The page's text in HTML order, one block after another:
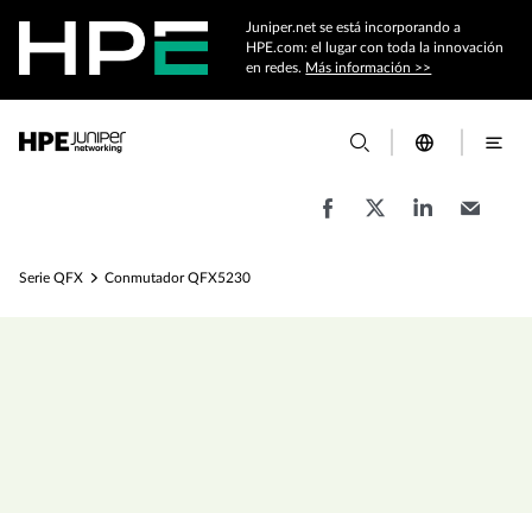
Juniper.net se está incorporando a
HPE.com: el lugar con toda la innovación
en redes. Más información >>
Serie QFX Conmutador QFX5230